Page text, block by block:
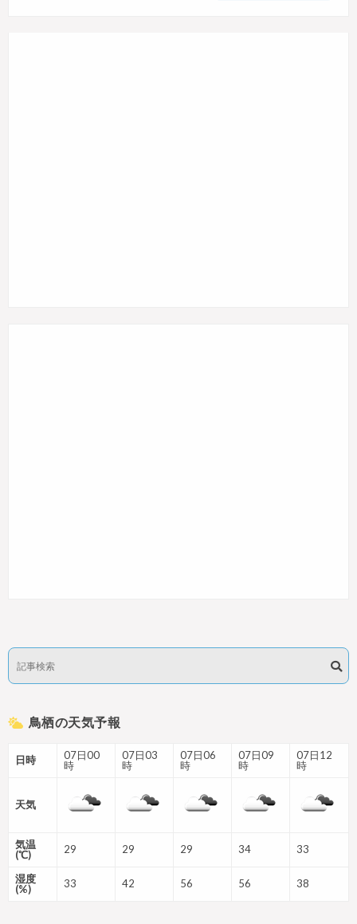
鳥栖の天気予報
日時
07日00
時
07日03
時
07日06
時
07日09
時
07日12
時
天気
気温
(℃)
29 29 29 34 33
湿度
(%)
33 42 56 56 38